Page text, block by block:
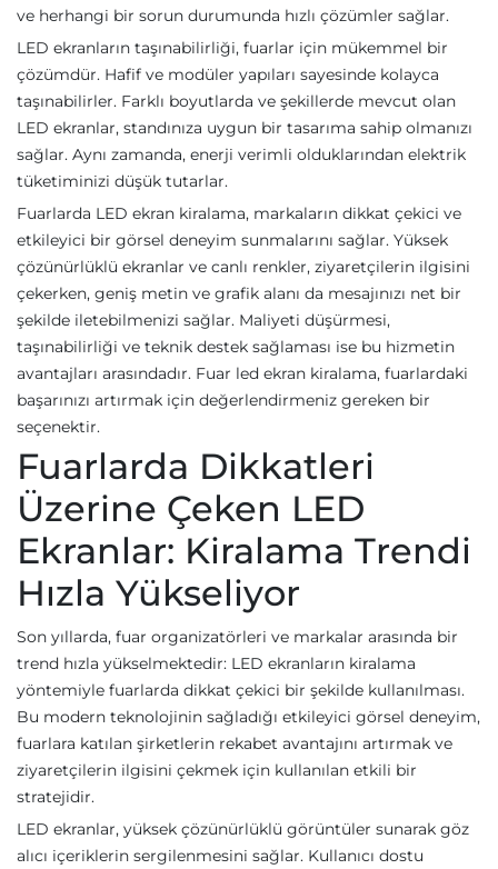
ve herhangi bir sorun durumunda hızlı çözümler sağlar.
LED ekranların taşınabilirliği, fuarlar için mükemmel bir
çözümdür. Hafif ve modüler yapıları sayesinde kolayca
taşınabilirler. Farklı boyutlarda ve şekillerde mevcut olan
LED ekranlar, standınıza uygun bir tasarıma sahip olmanızı
sağlar. Aynı zamanda, enerji verimli olduklarından elektrik
tüketiminizi düşük tutarlar.
Fuarlarda LED ekran kiralama, markaların dikkat çekici ve
etkileyici bir görsel deneyim sunmalarını sağlar. Yüksek
çözünürlüklü ekranlar ve canlı renkler, ziyaretçilerin ilgisini
çekerken, geniş metin ve grafik alanı da mesajınızı net bir
şekilde iletebilmenizi sağlar. Maliyeti düşürmesi,
taşınabilirliği ve teknik destek sağlaması ise bu hizmetin
avantajları arasındadır. Fuar led ekran kiralama, fuarlardaki
başarınızı artırmak için değerlendirmeniz gereken bir
seçenektir.
Fuarlarda Dikkatleri
Üzerine Çeken LED
Ekranlar: Kiralama Trendi
Hızla Yükseliyor
Son yıllarda, fuar organizatörleri ve markalar arasında bir
trend hızla yükselmektedir: LED ekranların kiralama
yöntemiyle fuarlarda dikkat çekici bir şekilde kullanılması.
Bu modern teknolojinin sağladığı etkileyici görsel deneyim,
fuarlara katılan şirketlerin rekabet avantajını artırmak ve
ziyaretçilerin ilgisini çekmek için kullanılan etkili bir
stratejidir.
LED ekranlar, yüksek çözünürlüklü görüntüler sunarak göz
alıcı içeriklerin sergilenmesini sağlar. Kullanıcı dostu